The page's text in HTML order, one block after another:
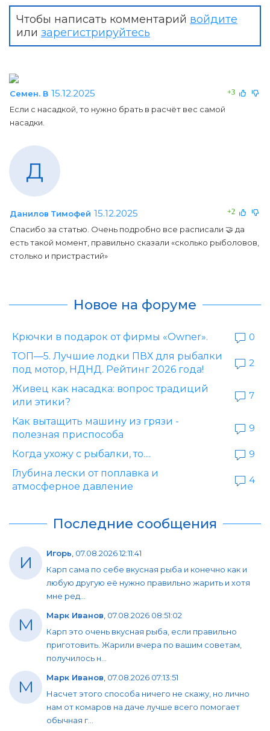
Чтобы написать комментарий войдите
или зарегистрируйтесь
+3
Семен. В 15.12.2025
Если с насадкой, то нужно брать в расчёт вес самой
насадки.
Д
+2
Данилов Тимофей 15.12.2025
Спасибо за статью. Очень подробно все расписали 🤝 да
есть такой момент, правильно сказали «сколько рыболовов,
столько и пристрастий»
Новое на форуме
Крючки в подарок от фирмы «Owner».
0
ТОП—5. Лучшие лодки ПВХ для рыбалки
под мотор, НДНД. Рейтинг 2026 года!
2
Живец как насадка: вопрос традиций
или этики?
7
Как вытащить машину из грязи -
полезная приспособа
9
Когда ухожу с рыбалки, то....
9
Глубина лески от поплавка и
атмосферное давление
4
Последние сообщения
И Игорь 07.08.2026 12:11:41
Карп сама по себе вкусная рыба и конечно как и
любую другую её нужно правильно жарить и хотя
мне ред...
М Марк Иванов 07.08.2026 08:51:02
Карп это очень вкусная рыба, если правильно
приготовить. Жарили вчера по вашим советам,
получилось н...
М Марк Иванов 07.08.2026 07:13:51
Насчет этого способа ничего не скажу, но лично
нам от комаров на даче лучше всего помогает
обычная г...